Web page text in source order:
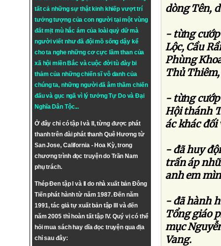
tất cả những sự thật kinh khiếp vượt trí
tưởng tượng của con người tại một vùng
đất mịt mù hắc ám của loài quỷ dữ mà
người viết như đã đội mồ sống dậy kể
cho ta nghe những cơ cực lầm than của
xã hội miền Bắc và cuộc đời tù đày bi
thảm của những chiến sĩ vô danh của
chúng ta, những người đã âm thầm chiến
đấu và gục ngã vì lý tưởngTự DovàĐại
Nghĩa Dân Tộc...
Ở đây chỉ có tập I và II, từng được phát
thanh trên đài phát thanh Quê Hương từ
San Jose, California - Hoa Kỳ, trong
chương trình đọc truyện do Trần Nam
phụ trách.
Thép Đen tập I và II do nhà xuất bản Đông
Tiến phát hành từ năm 1987. Đến năm
1991, tác giả tự xuất bản tập III và đến
năm 2005 thì hoàn tất tập IV. Quý vị có thể
hỏi mua sách hay dĩa đọc truyện qua địa
chỉ sau đây:
dòng Tên,
- từng
Lộc, Cầu
Phùng
Thủ Thiêm,
- từng
Hội thánh
ác khác đối
- đã huy
trấn áp
anh em
- đã hành
Tổng giáo
mục
Vang.